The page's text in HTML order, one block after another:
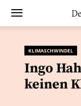
KLIMASCHWINDEL
Ingo
keinen